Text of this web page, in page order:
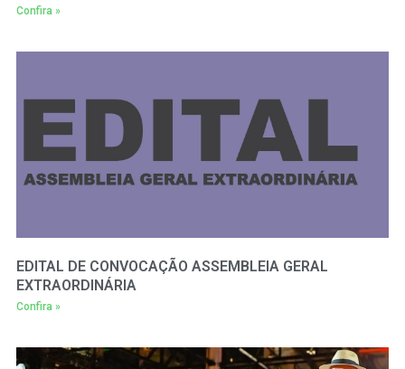
Confira »
EDITAL DE CONVOCAÇÃO ASSEMBLEIA GERAL
EXTRAORDINÁRIA
Confira »